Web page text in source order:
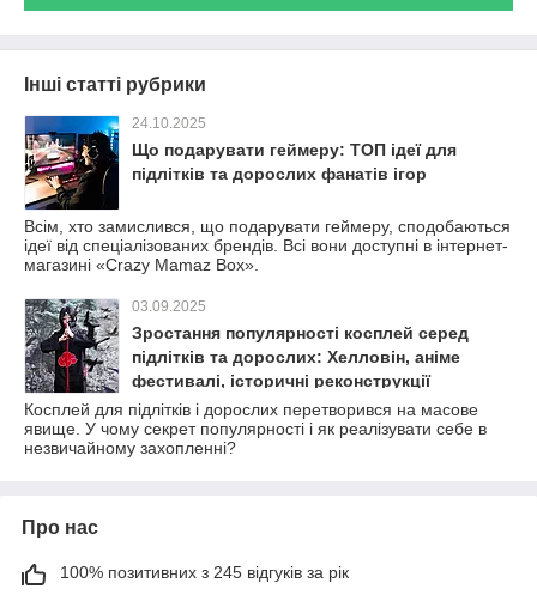
Інші статті рубрики
24.10.2025
Що подарувати геймеру: ТОП ідеї для
підлітків та дорослих фанатів ігор
Всім, хто замислився, що подарувати геймеру, сподобаються
ідеї від спеціалізованих брендів. Всі вони доступні в інтернет-
магазині «Crazy Mamaz Box».
03.09.2025
Зростання популярності косплей серед
підлітків та дорослих: Хелловін, аніме
фестивалі, історичні реконструкції
Косплей для підлітків і дорослих перетворився на масове
явище. У чому секрет популярності і як реалізувати себе в
незвичайному захопленні?
Про нас
100% позитивних з 245 відгуків за рік